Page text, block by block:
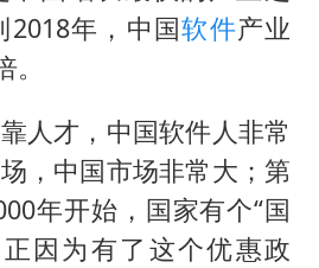
店回应车内过夜被收150元
州全市有序停课
享全民健身 共筑健康中国
2018年，中国软件产业
人才，中国软件人非常
，中国市场非常大；第
年开始，国家有个“国
因为有了这个优惠政